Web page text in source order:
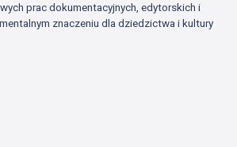
prac dokumentacyjnych, edytorskich i
znaczeniu dla dziedzictwa i kultury